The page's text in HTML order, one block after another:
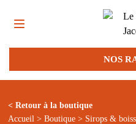
NOS
< Retour à la boutique
Accueil > Boutique > Sirops &